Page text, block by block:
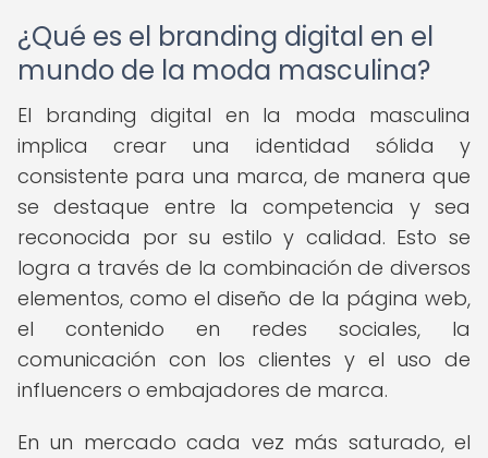
¿Qué es el branding digital en el
mundo de la moda masculina?
El branding digital en la moda masculina
implica crear una identidad sólida y
consistente para una marca, de manera que
se destaque entre la competencia y sea
reconocida por su estilo y calidad. Esto se
logra a través de la combinación de diversos
elementos, como el diseño de la página web,
el contenido en redes sociales, la
comunicación con los clientes y el uso de
influencers o embajadores de marca.
En un mercado cada vez más saturado, el